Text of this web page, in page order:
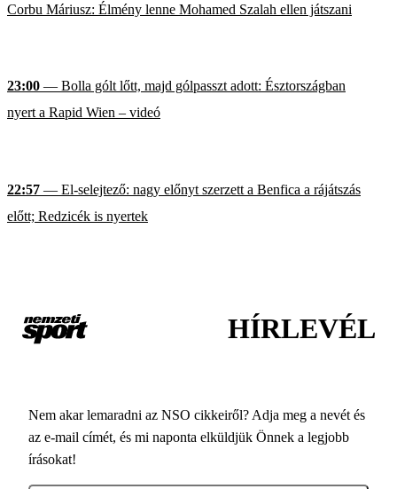
Corbu Máriusz: Élmény lenne Mohamed Szalah ellen játszani
23:00 — Bolla gólt lőtt, majd gólpasszt adott: Észtországban
nyert a Rapid Wien – videó
22:57 — El-selejtező: nagy előnyt szerzett a Benfica a rájátszás
előtt; Redzicék is nyertek
HÍRLEVÉL
Nem akar lemaradni az NSO cikkeiről? Adja meg a nevét és
az e-mail címét, és mi naponta elküldjük Önnek a legjobb
írásokat!